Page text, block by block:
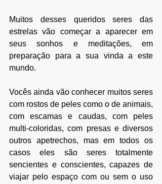
Muitos desses queridos seres das
estrelas vão começar a aparecer em
seus sonhos e meditações, em
preparação para a sua vinda a este
mundo.
Vocês ainda vão conhecer muitos seres
com rostos de peles como o de animais,
com escamas e caudas, com peles
multi-coloridas, com presas e diversos
outros apetrechos, mas em todos os
casos eles são seres totalmente
sencientes e conscientes, capazes de
viajar pelo espaço com ou sem o uso